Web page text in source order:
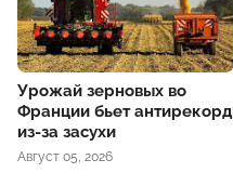
Урожай зерновых во
Франции бьет антирекорд
из-за засухи
Август 05, 2026